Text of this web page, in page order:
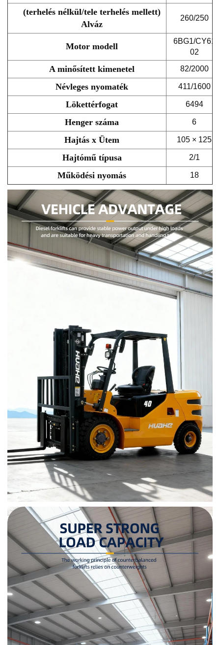
(terhelés nélkül/tele terhelés mellett)
Alváz
260/250
Motor modell
6BG1/CY61
02
A minősített kimenetel 82/2000
Névleges nyomaték 411/1600
Lökettérfogat 6494
Henger száma 6
Hajtás x Ütem 105 × 125
Hajtómű típusa 2/1
Működési nyomás 18